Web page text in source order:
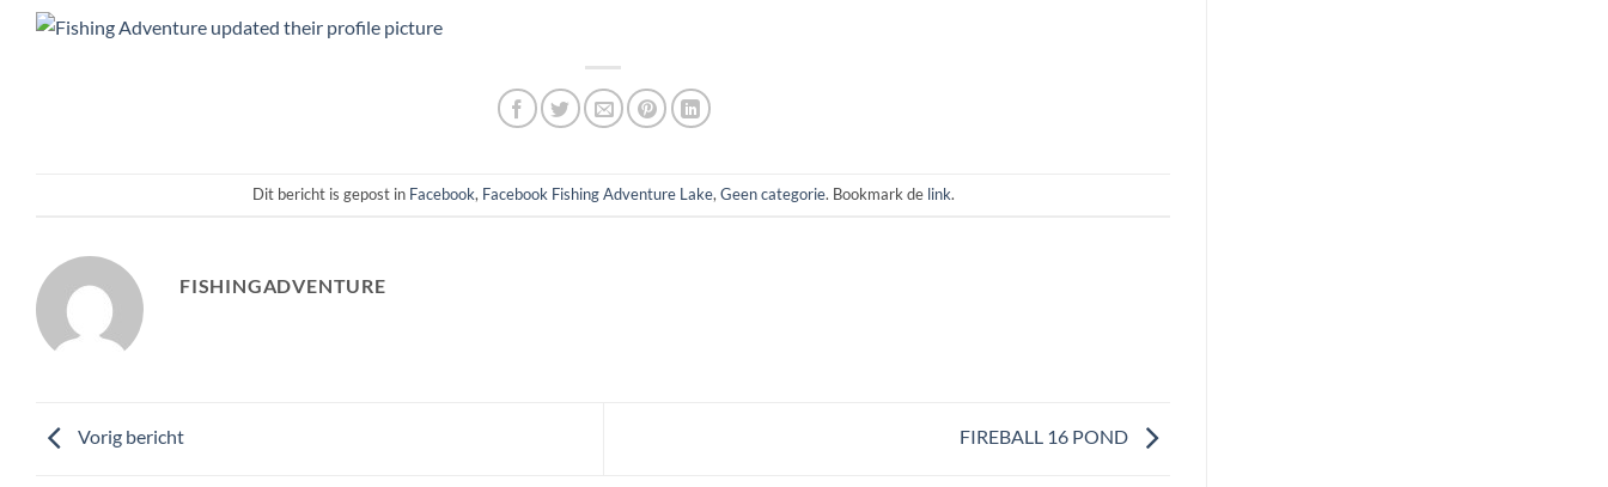
Dit bericht is gepost in Facebook, Facebook Fishing Adventure Lake, Geen categorie. Bookmark de link.
FISHINGADVENTURE
Vorig bericht FIREBALL 16 POND